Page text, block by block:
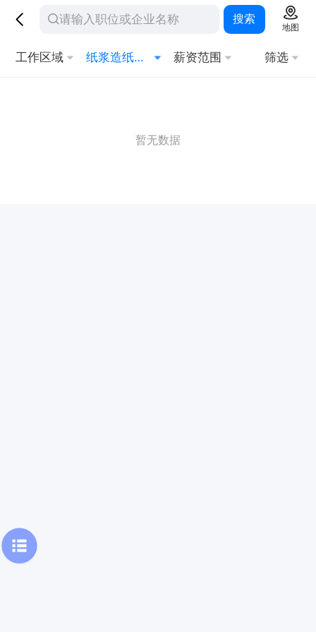
搜索
地图
工作区域 纸浆造纸工艺 薪资范围 筛选
暂无数据